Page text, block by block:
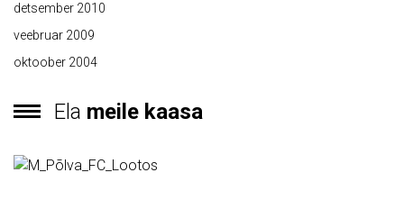
detsember 2010
veebruar 2009
oktoober 2004
Ela meile kaasa